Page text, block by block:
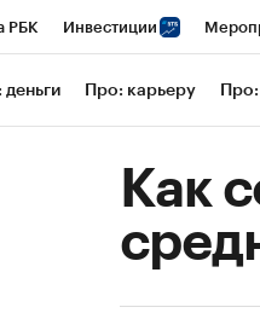
РБК Инвестиции
Школа управления РБК
Франшизы Газета
Политика
деньги Про: карьеру
Как